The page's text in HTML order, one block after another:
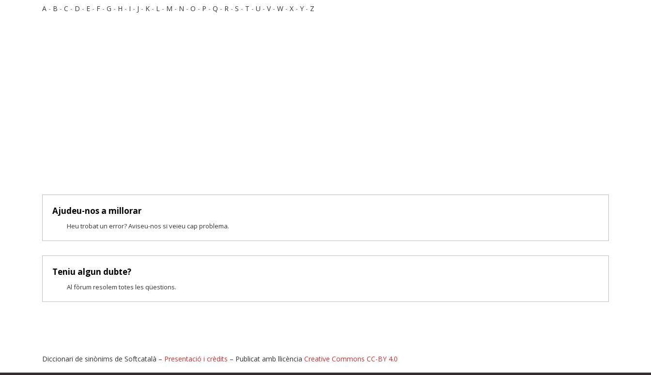
A - B - C - D - E - F - G - H - I - J - K - L - M - N - O - P - Q - R - S - T - U - V- W - X - Y - Z
Ajudeu-nos a millorar
Heu trobat un error? Aviseu-nos si veieu cap problema.
Teniu algun dubte?
Al fòrum resolem totes les qüestions.
Diccionari de sinònims de Softcatalà – Presentació i crèdits – Publicat amb llicència Creative Commons CC-BY 4.0